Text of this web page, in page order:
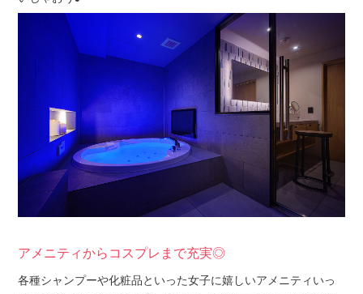
アメニティからコスプレまで充実◎
各種シャンプーや化粧品といった女子に嬉しいアメニティいっ